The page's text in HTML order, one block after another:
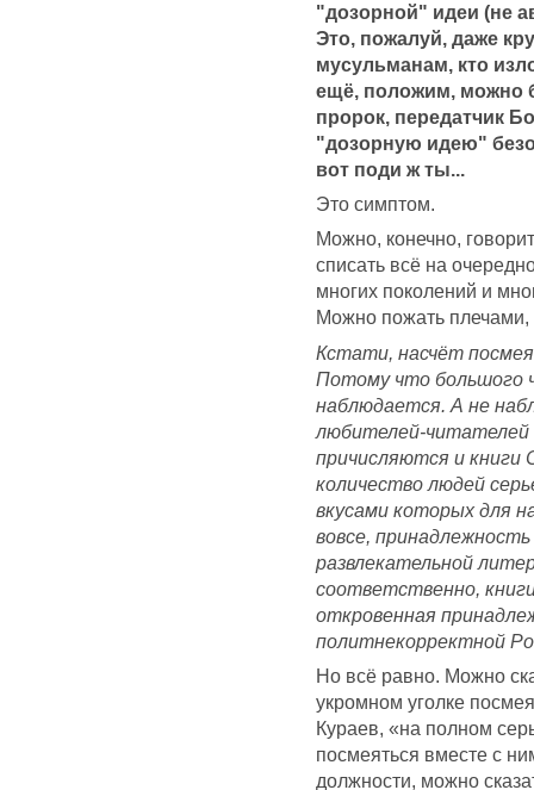
"дозорной" идеи (не
Это, пожалуй, даже
мусульманам, кто
ещё, положим, можно
пророк, передатчик
"дозорную идею"
вот поди ж ты...
Это симптом.
Можно, конечно,
списать всё на
многих поколений и
Можно пожать плечами,
Кстати, насчёт
Потому что большого
наблюдается. А не
любителей-читателей
причисляются и книги
количество людей
вкусами которых для
вовсе,
развлекательной
соответственно,
откровенная
политнекорректной
Но всё равно. Можно
укромном уголке
Кураев, «на полном
посмеяться вместе с
должности, можно